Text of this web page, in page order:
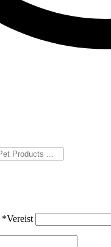
*Vereist